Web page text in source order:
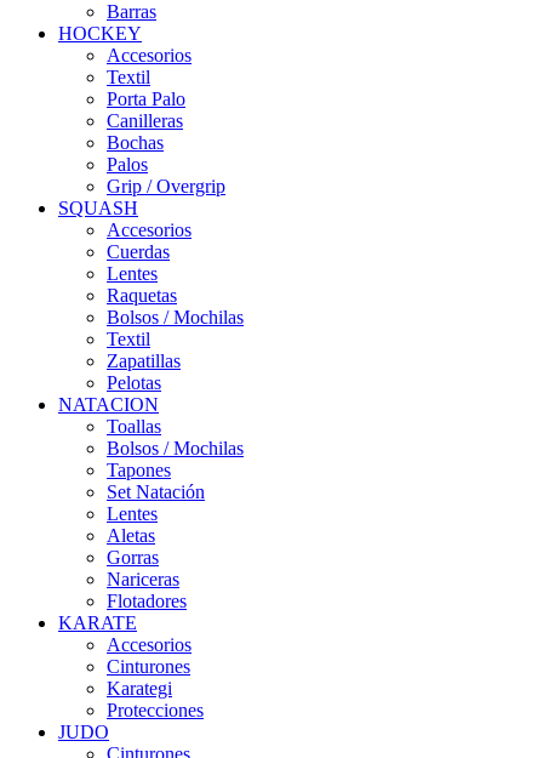
Barras
HOCKEY
Accesorios
Textil
Porta Palo
Canilleras
Bochas
Palos
Grip / Overgrip
SQUASH
Accesorios
Cuerdas
Lentes
Raquetas
Bolsos / Mochilas
Textil
Zapatillas
Pelotas
NATACION
Toallas
Bolsos / Mochilas
Tapones
Set Natación
Lentes
Aletas
Gorras
Nariceras
Flotadores
KARATE
Accesorios
Cinturones
Karategi
Protecciones
JUDO